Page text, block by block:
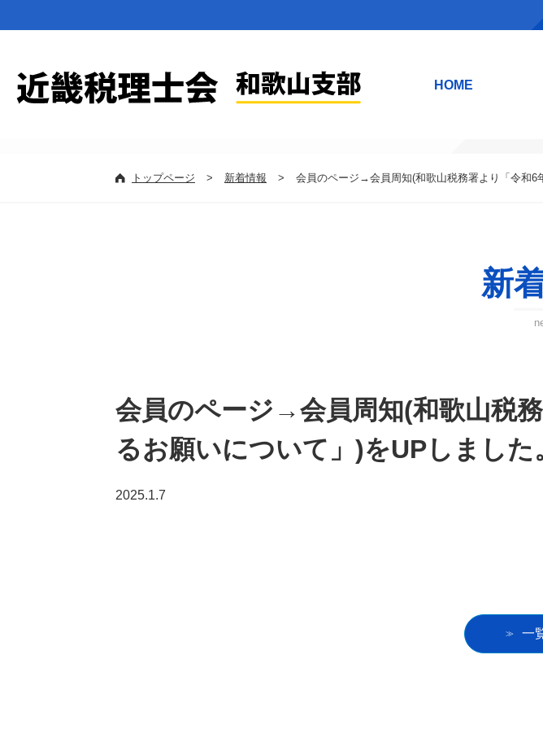
HOME
トップページ > 新着情報 > 会員のページ→会員周知(和歌山税務署より「令和6
新
会員のページ→会員周知(和歌山税
るお願いについて」)をUPしました
2025.1.7
一